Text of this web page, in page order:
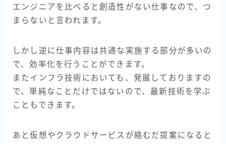
エンジニアを比べると創造性がない仕事なので、つ
まらないと言われます。
しかし逆に仕事内容は共通な実施する部分が多いの
で、効率化を行うことができます。
またインフラ技術においても、発展しておりますの
で、単純なことだけではないので、最新技術を学ぶ
こともできます。
あと仮想やクラウドサービスが絡むだ提案になると